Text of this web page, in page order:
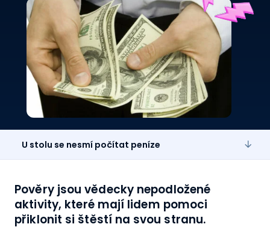
U stolu se nesmí počítat peníze
Pověry jsou vědecky nepodložené
aktivity, které mají lidem pomoci
přiklonit si štěstí na svou stranu.